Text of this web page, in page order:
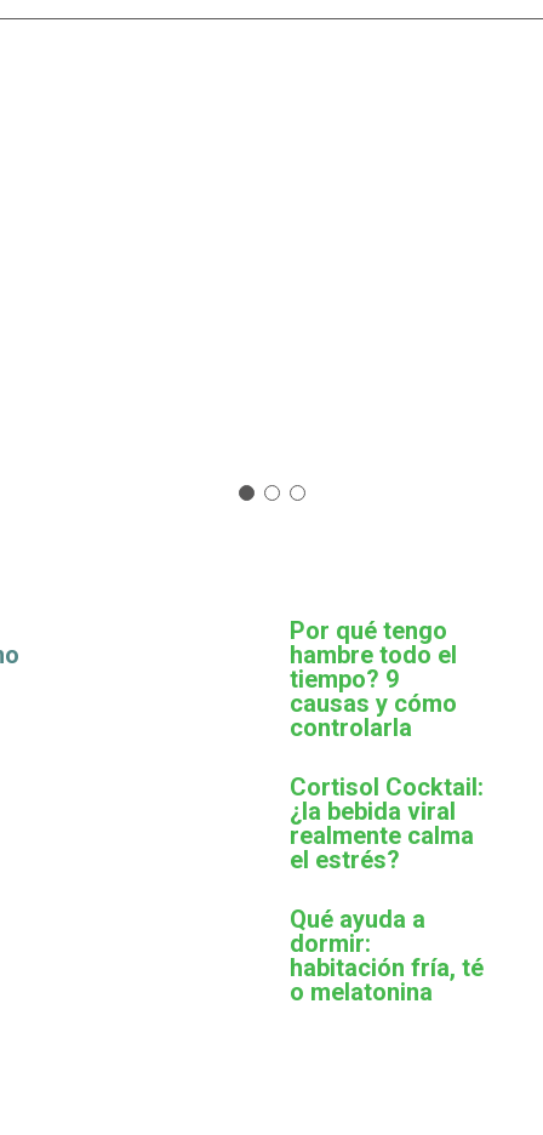
Por qué tengo
hambre todo el
tiempo? 9
causas y cómo
controlarla
Cortisol Cocktail:
¿la bebida viral
realmente calma
el estrés?
Qué ayuda a
dormir:
habitación fría, té
o melatonina